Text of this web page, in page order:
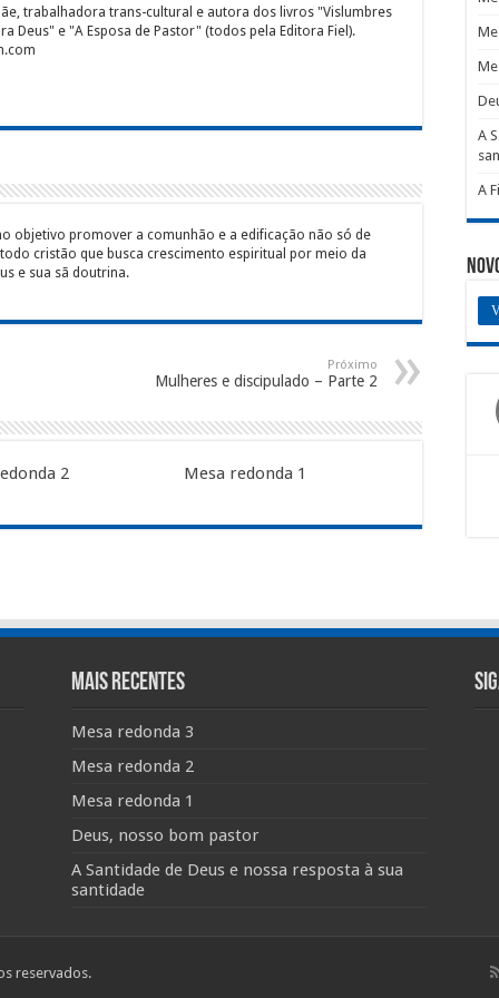
trabalhadora trans-cultural e autora dos livros "Vislumbres
Deus" e "A Esposa de Pastor" (todos pela Editora Fiel).
objetivo promover a comunhão e a edificação não só de
cristão que busca crescimento espiritual por meio da
e sua sã doutrina.
Próximo
Mulheres e discipulado – Parte 2
2 Mesa redonda 1
A
A
Mais Recentes
Mesa redonda 3
Mesa redonda 2
Mesa redonda 1
Deus, nosso bom pastor
A Santidade de Deus e nossa resposta à sua
santidade
reservados.